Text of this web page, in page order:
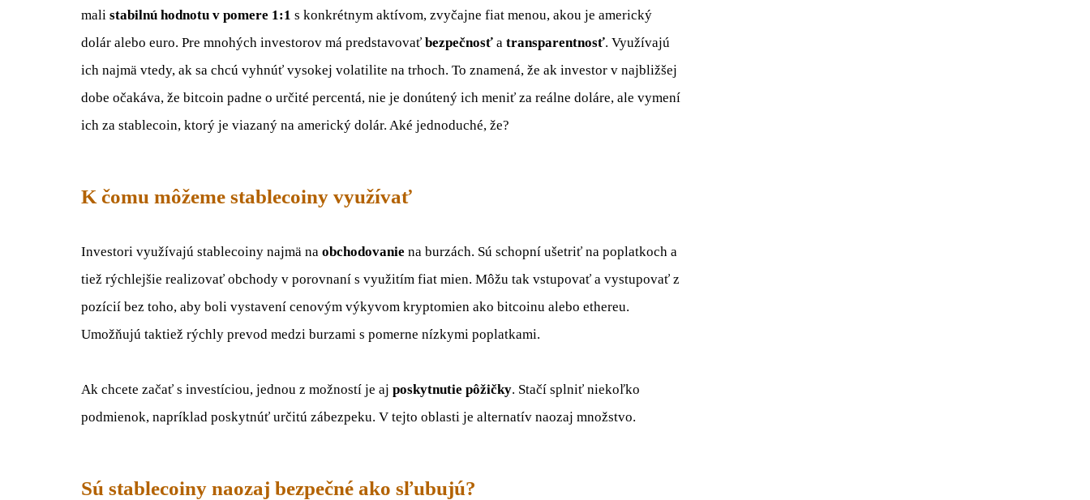
mali stabilnú hodnotu v pomere 1:1 s konkrétnym aktívom, zvyčajne fiat menou, akou je americký
dolár alebo euro. Pre mnohých investorov má predstavovať bezpečnosť a transparentnosť. Využívajú
ich najmä vtedy, ak sa chcú vyhnúť vysokej volatilite na trhoch. To znamená, že ak investor v najbližšej
dobe očakáva, že bitcoin padne o určité percentá, nie je donútený ich meniť za reálne doláre, ale vymení
ich za stablecoin, ktorý je viazaný na americký dolár. Aké jednoduché, že?
K čomu môžeme stablecoiny využívať
Investori využívajú stablecoiny najmä na obchodovanie na burzách. Sú schopní ušetriť na poplatkoch a
tiež rýchlejšie realizovať obchody v porovnaní s využitím fiat mien. Môžu tak vstupovať a vystupovať z
pozícií bez toho, aby boli vystavení cenovým výkyvom kryptomien ako bitcoinu alebo ethereu.
Umožňujú taktiež rýchly prevod medzi burzami s pomerne nízkymi poplatkami.
Ak chcete začať s investíciou, jednou z možností je aj poskytnutie pôžičky. Stačí splniť niekoľko
podmienok, napríklad poskytnúť určitú zábezpeku. V tejto oblasti je alternatív naozaj množstvo.
Sú stablecoiny naozaj bezpečné ako sľubujú?